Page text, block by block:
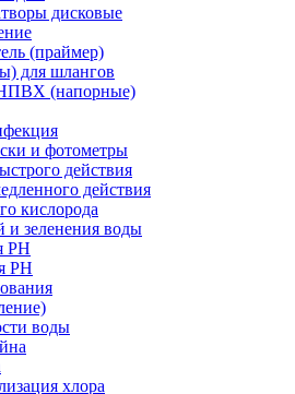
дисковые
(праймер)
для шлангов
(напорные)
и фотометры
действия
действия
кислорода
и зеленения воды
РН
РН
воды
хлора